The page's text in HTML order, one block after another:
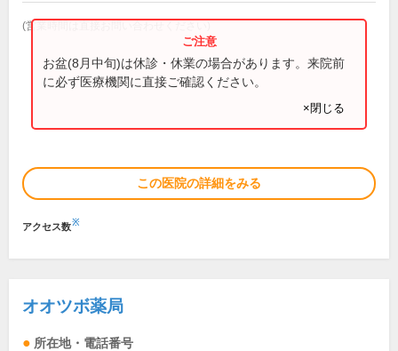
(営業時間は直接お問い合わせください)
お盆(8月中旬)は休診・休業の場合があります。来院前
に必ず医療機関に直接ご確認ください。
×閉じる
この医院の詳細をみる
アクセス数※
オオツボ薬局
所在地・電話番号